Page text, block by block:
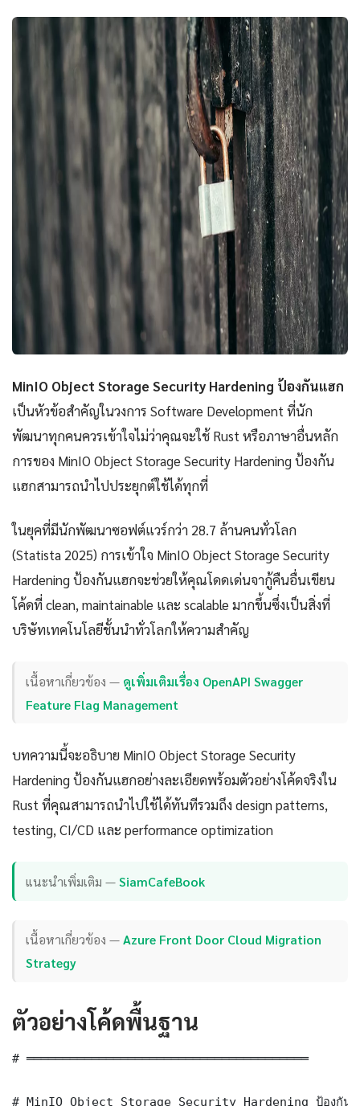
MinIO Object Storage Security Hardening ป้องกันแฮก
เป็นหัวข้อสำคัญในวงการ Software Development ที่นัก
พัฒนาทุกคนควรเข้าใจไม่ว่าคุณจะใช้ Rust หรือภาษาอื่นหลัก
การของ MinIO Object Storage Security Hardening ป้องกัน
แฮกสามารถนำไปประยุกต์ใช้ได้ทุกที่
ในยุคที่มีนักพัฒนาซอฟต์แวร์กว่า 28.7 ล้านคนทั่วโลก
(Statista 2025) การเข้าใจ MinIO Object Storage Security
Hardening ป้องกันแฮกจะช่วยให้คุณโดดเด่นจากู้คืนอื่นเขียน
โค้ดที่ clean, maintainable และ scalable มากขึ้นซึ่งเป็นสิ่งที่
บริษัทเทคโนโลยีชั้นนำทั่วโลกให้ความสำคัญ
เนื้อหาเกี่ยวข้อง — ดูเพิ่มเติมเรื่อง OpenAPI Swagger
Feature Flag Management
บทความนี้จะอธิบาย MinIO Object Storage Security
Hardening ป้องกันแฮกอย่างละเอียดพร้อมตัวอย่างโค้ดจริงใน
Rust ที่คุณสามารถนำไปใช้ได้ทันทีรวมถึง design patterns,
testing, CI/CD และ performance optimization
แนะนำเพิ่มเติม —SiamCafeBook
เนื้อหาเกี่ยวข้อง —Azure Front Door Cloud Migration
Strategy
ตัวอย่างโค้ดพื้นฐาน
# ═══════════════════════════════════════
# MinIO Object Storage Security Hardening ป้องกัน